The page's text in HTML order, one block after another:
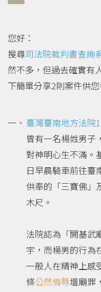
您好：
搜尋司法院裁判書查詢
然不多，但過去確實有
下簡單分享2則案件供您
臺灣臺南地方法院
曾有一名楊姓男子
對神明心生不滿。
日早晨騎車前往臺
供奉的「三寶佛」
木尺。
法院認為「開基武
宇，而楊男的行為
一般人在精神上感
條公然侮辱壇廟罪